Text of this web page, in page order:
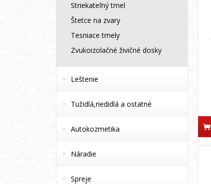
Striekateľný tmel
Štetce na zvary
Tesniace tmely
Zvukoizolačné živičné dosky
Leštenie
Tužidlá,riedidlá a ostatné
Autokozmetika
Náradie
Spreje